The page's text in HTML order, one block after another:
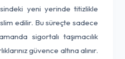
yeni yerinde titizlikle
edilir. Bu süreçte sadece
sigortalı taşımacılık
güvence altına alınır.